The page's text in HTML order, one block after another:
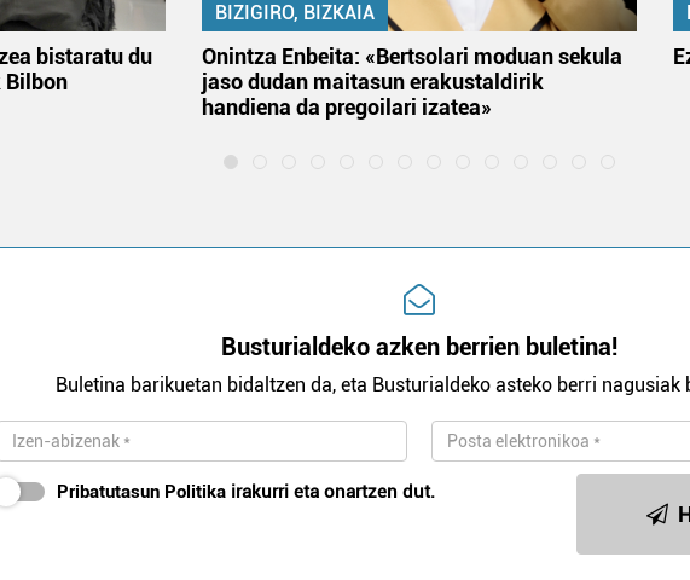
bistaratu du
Bilbon
BIZIGIRO, BIZKAIA
Onintza Enbeita: «Bertsolari moduan sekula
jaso dudan maitasun erakustaldirik
handiena da pregoilari izatea»
Busturialdeko azken berrien buletina!
Buletina barikuetan bidaltzen da, eta Busturialdeko asteko berri nagusiak
Pribatutasun Politika irakurri eta onartzen dut.